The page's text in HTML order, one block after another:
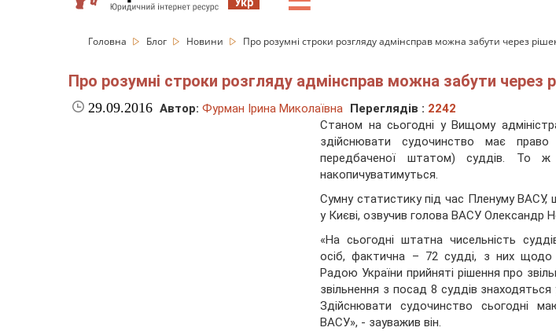
Головна Блог Новини Про розумні строки розгляду адмінсправ можна забути через
Про розумні строки розгляду адмінсправ можна забути
29.09.2016 Автор: Фурман Ірина Миколаївна Переглядів : 2242
Станом на сьогодні у Вищому
здійснювати судочинство має
передбаченої штатом) суддів. То ж
накопичуватимуться.
Сумну статистику під час Пленуму ВАСУ,
у Києві, озвучив голова ВАСУ Олександр
«На сьогодні штатна чисельність
осіб, фактична – 72 судді, з них щодо
Радою України прийняті рішення про
звільнення з посад 8 суддів
Здійснювати судочинство сьогодні
ВАСУ», - зауважив він.